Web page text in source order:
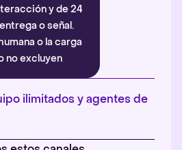
y de 24
o señal.
o la carga
no excluyen
la atribución.
ilimitados y agentes de